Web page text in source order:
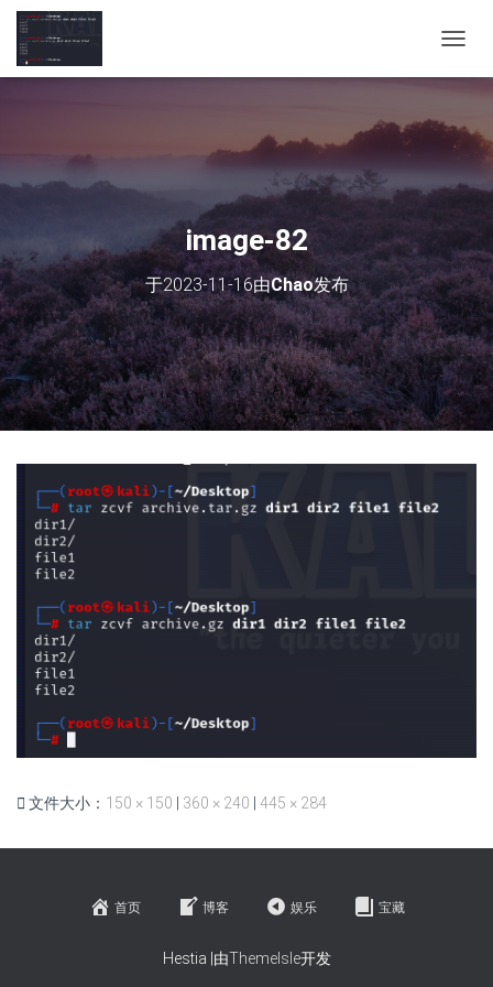
换
image-82
于2023-11-16由Chao发布
文件大小： 150 × 150 360 × 240 445 × 284
首页 博客 娱乐 宝藏
Hestia |由ThemeIsle开发